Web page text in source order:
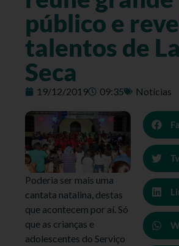
público e
talentos de
Seca
19/12/2019 09:35 Notícias
Poderia ser mais uma
cantata natalina, destas
que acontecem por aí. Só
que as crianças e
adolescentes do Serviço